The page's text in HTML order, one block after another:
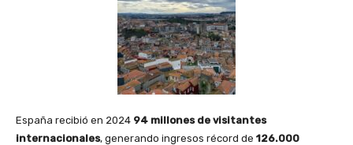
España recibió en 2024 94 millones de visitantes
internacionales, generando ingresos récord de 126.000